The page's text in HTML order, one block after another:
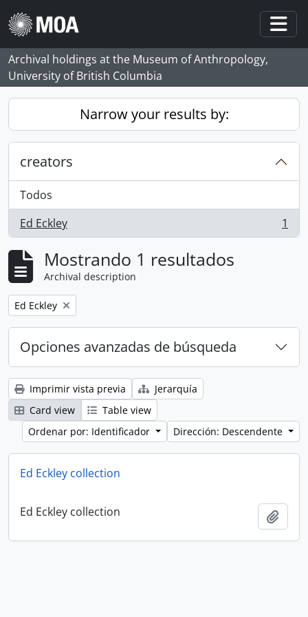
Skip to main content
Archival holdings at the Museum of Anthropology,
University of British Columbia
Narrow your results by:
creators
Todos
Ed Eckley
, 1 resultados 1
Mostrando 1 resultados
Archival description
Remove filter:
Ed Eckley
Opciones avanzadas de búsqueda
Imprimir vista previa
Jerarquía
Card view
Table view
Ordenar por: Identificador
Dirección: Descendente
Ed Eckley collection
Ed Eckley collection